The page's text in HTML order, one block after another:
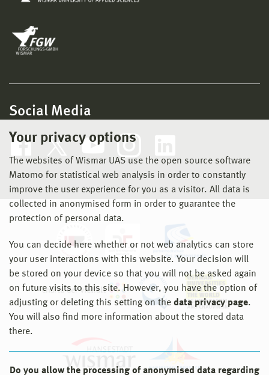
Your privacy options
The websites of Wismar UAS use the open source software
Matomo for statistical web analysis in order to constantly
improve the user experience for you as a visitor. All data is
collected in anonymised form in order to guarantee the
protection of personal data.
You can decide here whether or not web analytics can store
your user interactions with this website. Your decision will
be stored on your device so that you will not be asked again
on future visits to this site. However, you have the option of
adjusting or deleting this setting on the data privacy page.
You will also find more information about the stored data
there.
Do you allow the processing of anonymised data regarding
Social Media